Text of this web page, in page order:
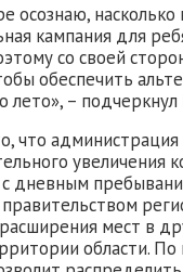
осознаю, насколько
кампания для
со своей
обеспечить
лето», –
что
увеличения
дневным
мест в
области.